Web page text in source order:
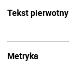
Tekst pierwotny
Metryka